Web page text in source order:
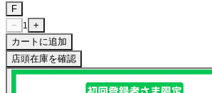
F
−
1
+
カートに追加
店頭在庫を確認